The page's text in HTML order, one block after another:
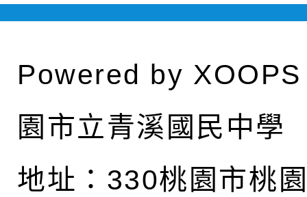
Powered by XOOPS
園市立青溪國民中學
地址： 330桃園市桃